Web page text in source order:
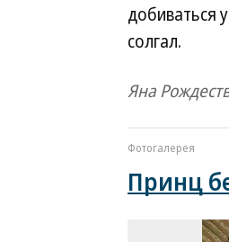
добиваться
солгал.
Яна
Фотогалерея
Принц